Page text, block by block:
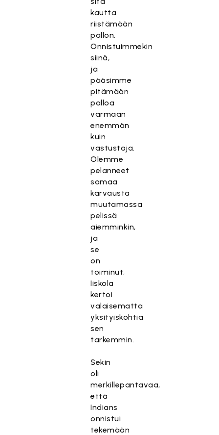
kautta
riistämään
pallon.
Onnistuimmekin
siinä,
ja
pääsimme
pitämään
palloa
varmaan
enemmän
kuin
vastustaja.
Olemme
pelanneet
samaa
karvausta
muutamassa
pelissä
aiemminkin,
ja
se
on
toiminut,
Iiskola
kertoi
valaisematta
yksityiskohtia
sen
tarkemmin.
Sekin
oli
merkillepantavaa,
että
Indians
onnistui
tekemään